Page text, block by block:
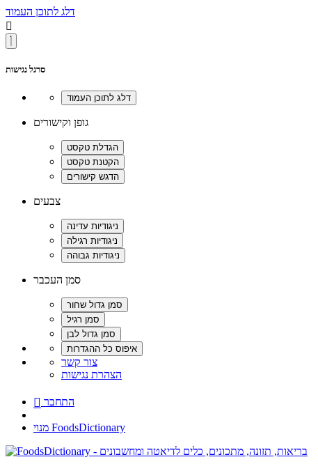
דלג לתוכן העמוד

סרגל נגישות
גופן וקישורים
צבעים
סמן העכבר
צור קשר
הצהרת נגישות
 התחבר
מנוי FoodsDictionary